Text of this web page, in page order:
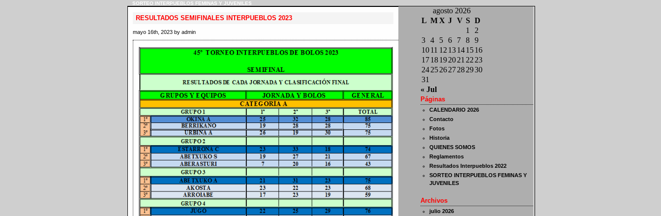
SORTEO INTERPUEBLOS FEMINAS Y JUVENILES
RESULTADOS SEMIFINALES INTERPUEBLOS 2023
mayo 16th, 2023 by admin
agosto 2026
L M X J V S D
1
2
3
4 5 6 7 8
9
10 11 12 13 14 15 16
17 18 19 20 21 22 23
24 25 26 27 28 2930
31
« Jul
Páginas
CALENDARIO 2026
Contacto
Fotos
Historia
QUIENES SOMOS
Reglamentos
Resultados Interpueblos 2022
SORTEO INTERPUEBLOS FEMINAS Y
JUVENILES
Archivos
julio 2026